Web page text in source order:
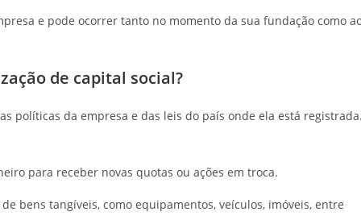
e pode ocorrer tanto no momento da sua fundação como
de capital social?
políticas da empresa e das leis do país onde ela está
para receber novas quotas ou ações em troca.
bens tangíveis, como equipamentos, veículos, imóveis, entre